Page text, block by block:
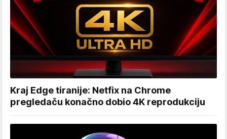
Kraj Edge tiranije: Netfix na Chrome
pregledaču konačno dobio 4K reprodukciju